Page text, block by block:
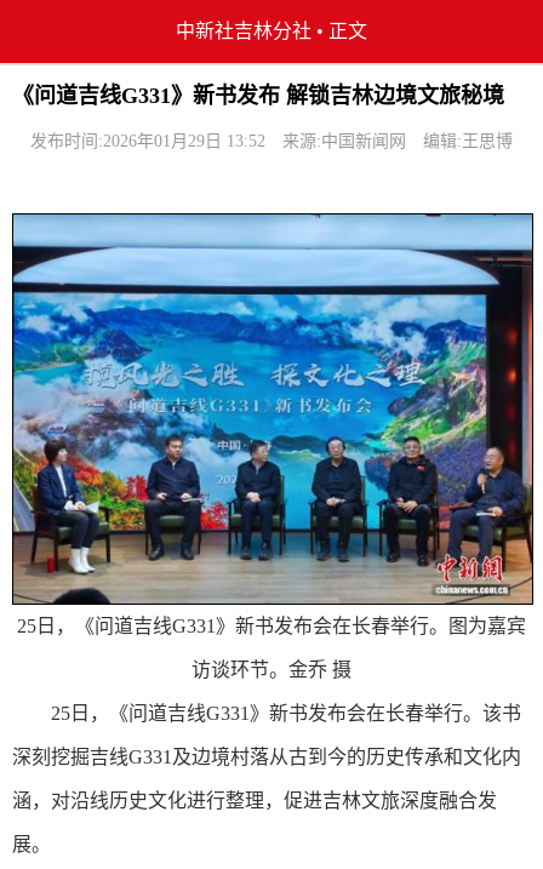
中新社吉林分社 • 正文
《问道吉线G331》新书发布 解锁吉林边境文旅秘境
发布时间:2026年01月29日 13:52 来源:中国新闻网 编辑:王思博
25日，《问道吉线G331》新书发布会在长春举行。图为嘉宾
访谈环节。金乔 摄
25日，《问道吉线G331》新书发布会在长春举行。该书
深刻挖掘吉线G331及边境村落从古到今的历史传承和文化内
涵，对沿线历史文化进行整理，促进吉林文旅深度融合发
展。